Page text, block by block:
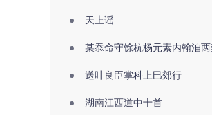
天上谣
某忝命守馀杭杨元素内翰洎两禁诸公出
送叶良臣掌科上巳郊行
湖南江西道中十首